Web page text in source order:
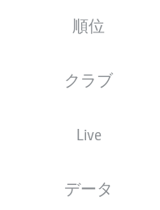
順位
クラブ
Live
データ
スターティングメンバー
ティングメンバーは試合開始